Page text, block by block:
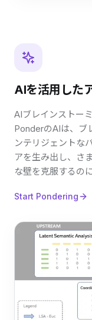
AIを活用した
AIブレインストー
PonderのAIは、ブ
ンテリジェントな
アを生み出し、さ
な壁を克服するの
Start Pondering